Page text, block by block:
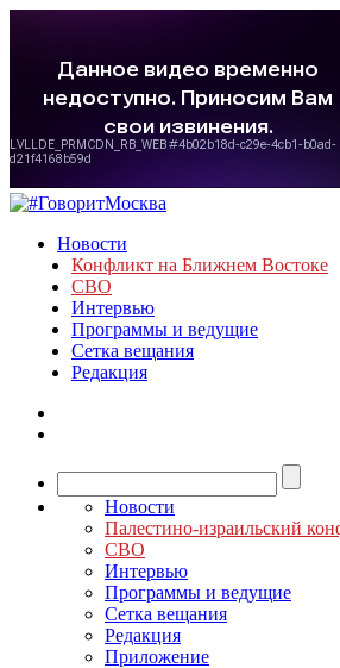
Новости
Конфликт на Ближнем Востоке
СВО
Интервью
Программы и ведущие
Сетка вещания
Редакция
Новости
Палестино-израильский
СВО
Интервью
Программы и ведущие
Сетка вещания
Редакция
Приложение